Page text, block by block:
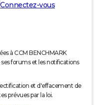
Connectez-vous
à CCM BENCHMARK
forums et les notifications
et d'effacement de
prévues par la loi.